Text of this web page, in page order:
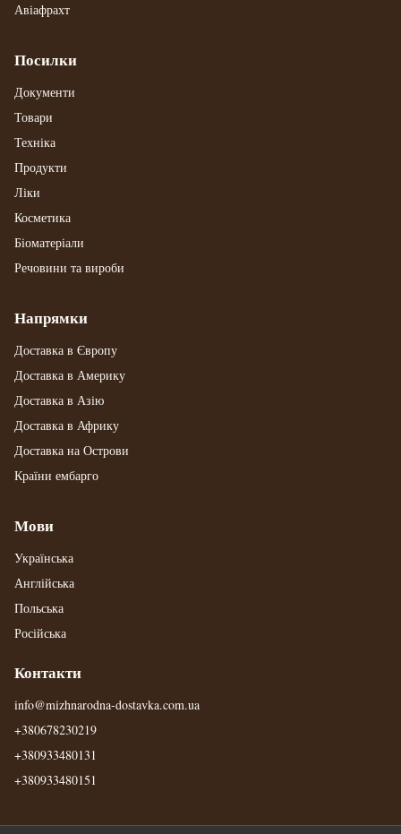
Авіафрахт
Посилки
Документи
Товари
Техніка
Продукти
Ліки
Косметика
Біоматеріали
Речовини та вироби
Напрямки
Доставка в Європу
Доставка в Америку
Доставка в Азію
Доставка в Африку
Доставка на Острови
Країни ембарго
Мови
Українська
Англійська
Польська
Російська
Контакти
info@mizhnarodna-dostavka.com.ua
+380678230219
+380933480131
+380933480151